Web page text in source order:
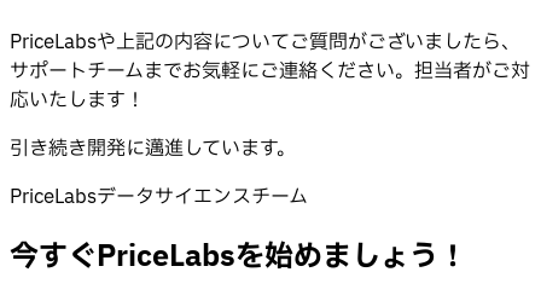
PriceLabsや上記の内容についてご質問がございましたら、
サポートチームまでお気軽にご連絡ください。担当者がご対
応いたします！
引き続き開発に邁進しています。
PriceLabsデータサイエンスチーム
今すぐPriceLabsを始めましょう！